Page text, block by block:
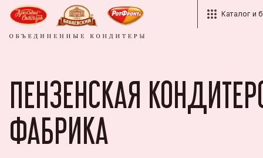
Каталог и
Бренды
История
Тульская
Партнёрам
ПЕНЗЕНСКАЯ
ФАБРИКА